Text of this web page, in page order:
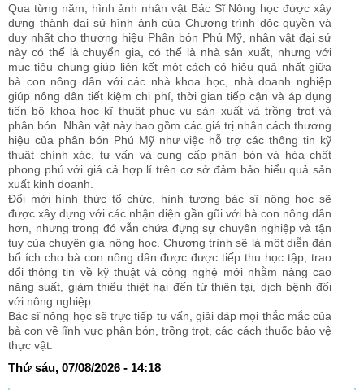
Qua từng năm, hình ảnh nhân vật Bác Sĩ Nông học được xây
dựng thành đại sứ hình ảnh của Chương trình độc quyền và
duy nhất cho thương hiệu Phân bón Phú Mỹ, nhân vật đại sứ
này có thể là chuyển gia, có thể là nhà sản xuất, nhưng với
mục tiêu chung giúp liên kết một cách có hiệu quả nhất giữa
bà con nông dân với các nhà khoa học, nhà doanh nghiệp
giúp nông dân tiết kiệm chi phí, thời gian tiếp cận và áp dụng
tiến bộ khoa học kĩ thuật phục vụ sản xuất và trồng trọt và
phân bón. Nhân vật này bao gồm các giá trị nhân cách thương
hiệu của phân bón Phú Mỹ như việc hỗ trợ các thông tin kỹ
thuật chính xác, tư vấn và cung cấp phân bón và hóa chất
phong phú với giá cả hợp lí trên cơ sở đảm bảo hiểu quả sản
xuất kinh doanh.
Đổi mới hình thức tổ chức, hình tượng bác sĩ nông học sẽ
được xây dựng với các nhận diện gần gũi với bà con nông dân
hơn, nhưng trong đó vẫn chứa đựng sự chuyên nghiệp và tận
tụy của chuyên gia nông học. Chương trình sẽ là một diễn đàn
bổ ích cho bà con nông dân được được tiếp thu học tập, trao
đổi thông tin về kỹ thuật và công nghệ mới nhằm nâng cao
năng suất, giảm thiểu thiệt hại đến từ thiên tại, dịch bệnh đối
với nông nghiệp.
Bác sĩ nông học sẽ trực tiếp tư vấn, giải đáp mọi thắc mắc của
bà con về lĩnh vực phân bón, trồng trọt, các cách thuốc bảo vệ
thực vật.
Thứ sáu, 07/08/2026 - 14:18